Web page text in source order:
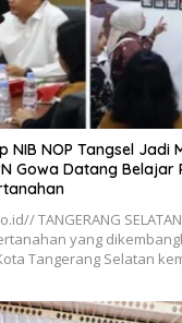
NIB NOP Tangsel Jadi
Gowa Datang Belajar
TANGERANG
yang
Tangerang Selatan